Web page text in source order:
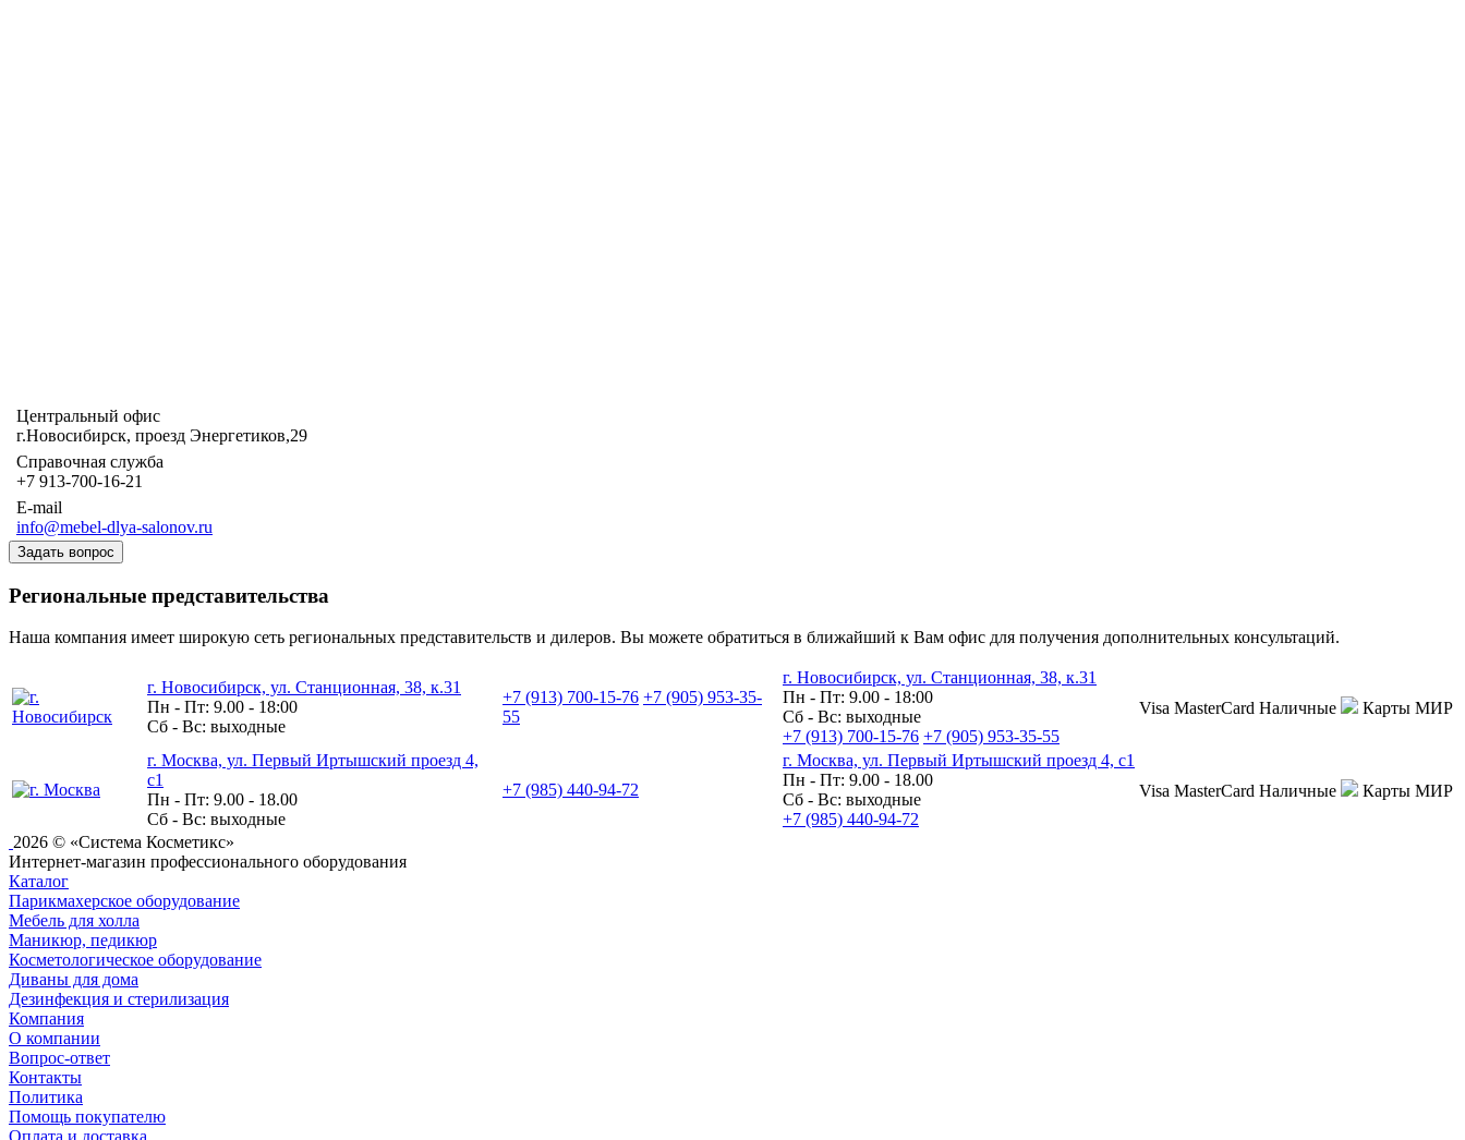
Центральный офис
г.Новосибирск, проезд Энергетиков,29
Справочная служба
+7 913-700-16-21
E-mail
info@mebel-dlya-salonov.ru
Задать вопрос
Региональные представительства
Наша компания имеет широкую сеть региональных представительств и дилеров. Вы можете обратиться в ближайший к Вам офис для получения дополнительных консультаций.
г. Новосибирск, ул. Станционная, 38, к.31
Пн - Пт: 9.00 - 18:00
Сб - Вс: выходные
+7 (913) 700-15-76 +7 (905) 953-35-
55
г. Новосибирск, ул. Станционная, 38, к.31
Пн - Пт: 9.00 - 18:00
Сб - Вс: выходные
+7 (913) 700-15-76 +7 (905) 953-35-55
Visa MasterCard Наличные Карты МИР
г. Москва, ул. Первый Иртышский проезд 4,
с1
Пн - Пт: 9.00 - 18.00
Сб - Вс: выходные
+7 (985) 440-94-72
г. Москва, ул. Первый Иртышский проезд 4, с1
Пн - Пт: 9.00 - 18.00
Сб - Вс: выходные
+7 (985) 440-94-72
Visa MasterCard Наличные Карты МИР
2026 © «Система Косметикс»
Интернет-магазин профессионального оборудования
Каталог
Парикмахерское оборудование
Мебель для холла
Маникюр, педикюр
Косметологическое оборудование
Диваны для дома
Дезинфекция и стерилизация
Компания
О компании
Вопрос-ответ
Контакты
Политика
Помощь покупателю